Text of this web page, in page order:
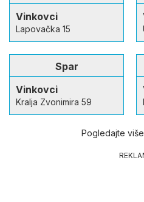
Vinkovci
Lapovačka 15
Spar
Vinkovci
Kralja Zvonimira 59
Pogledajte